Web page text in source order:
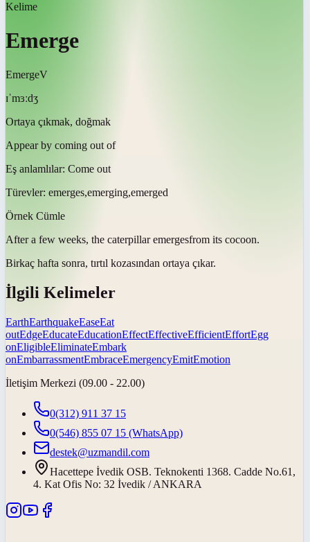
Kelime
Emerge
EmergeV
ɪˈmɜːdʒ
Ortaya çıkmak, doğmak
Appear by coming out of
Eş anlamlılar: Come out
Türevler: emerges,emerging,emerged
Örnek Cümle
After a few weeks, the caterpillar emergesfrom its cocoon.
Birkaç hafta sonra, tırtıl kozasından ortaya çıkar.
İlgili Kelimeler
EarthEarthquakeEaseEat
outEdgeEducateEducationEffectEffectiveEfficientEffortEgg
onEligibleEliminateEmbark
onEmbarrassmentEmbraceEmergencyEmitEmotion
İletişim Merkezi (09.00 - 22.00)
0(312) 911 37 15
0(546) 855 07 15 (WhatsApp)
destek@uzmandil.com
Hacettepe İvedik OSB. Teknokenti 1368. Cadde No.61,
4. Kat Ofis No: 32 İvedik / ANKARA